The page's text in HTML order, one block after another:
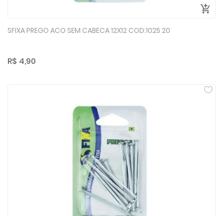
SFIXA PREGO ACO SEM CABECA 12X12 COD:1025 20
R$ 4,90